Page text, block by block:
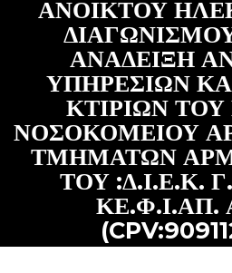
ΑΝΟΙΚΤΟΥ
ΑΝΑΔΕΙΞΗ
ΥΠΗΡΕΣΙΩΝ
ΚΤΙΡΙΩΝ
ΝΟΣΟΚΟΜΕΙΟΥ
ΤΜΗΜΑΤΩΝ
ΤΟΥ :Δ.Ι.Ε.Κ.
ΚΕ.Φ.Ι.ΑΠ.